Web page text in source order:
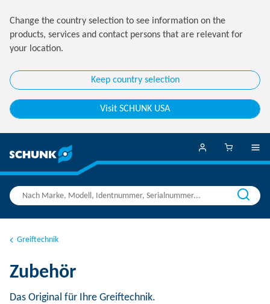
Change the country selection to see information on the
products, services and contact persons that are relevant for
your location.
Keep country selection
Visit SCHUNK USA
Greiftechnik
Zubehör
Das Original für Ihre Greiftechnik.